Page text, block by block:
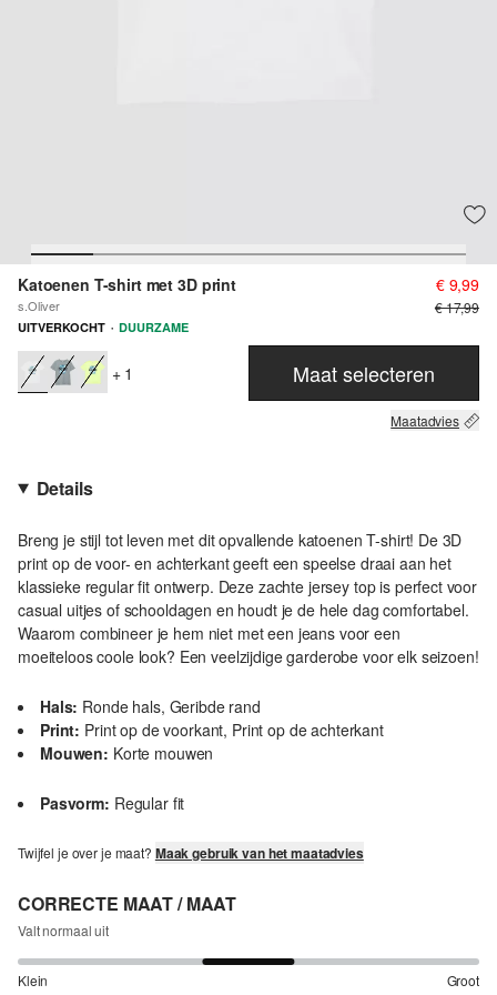
Katoenen T-shirt met 3D print
s.Oliver
€ 9,99
€ 17,99
UITVERKOCHT · DUURZAME
+ 1 Maat selecteren
Maatadvies
Details
Breng je stijl tot leven met dit opvallende katoenen T-shirt! De 3D
print op de voor- en achterkant geeft een speelse draai aan het
klassieke regular fit ontwerp. Deze zachte jersey top is perfect voor
casual uitjes of schooldagen en houdt je de hele dag comfortabel.
Waarom combineer je hem niet met een jeans voor een
moeiteloos coole look? Een veelzijdige garderobe voor elk seizoen!
Hals: Ronde hals, Geribde rand
Print: Print op de voorkant, Print op de achterkant
Mouwen: Korte mouwen
Pasvorm: Regular fit
Twijfel je over je maat? Maak gebruik van het maatadvies
CORRECTE MAAT / MAAT
Valt normaal uit
Klein Groot